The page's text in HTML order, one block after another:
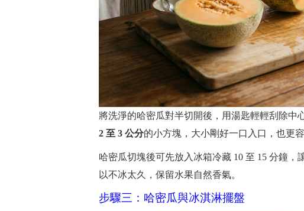
將洗淨的哈密瓜對半切開後，用湯匙輕輕刮除中
2 至 3 公分的小方塊，大小剛好一口入口，也更
哈密瓜切塊後可先放入冰箱冷藏 10 至 15 分鐘，
以不冰太久，保留水果自然香氣。
步驟三：哈密瓜與冰淇淋擺盤